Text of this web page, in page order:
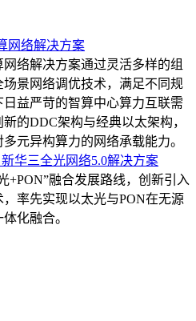
网络解决方案
络解决方案通过灵活多样的组
场景网络调优技术，满足不同规
日益严苛的智算中心算力互联需
的DDC架构与经典以太架构，
元异构算力的网络承载能力。
新华三全光网络5.0解决方案
+PON”融合发展路线，创新引入
，率先实现以太光与PON在无源
化融合。